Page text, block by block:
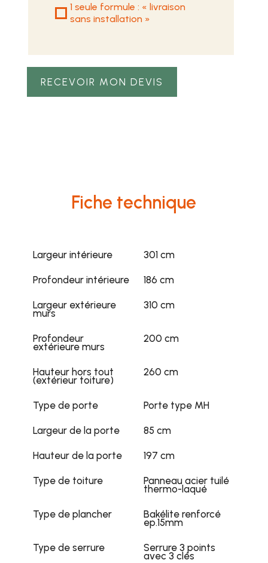
1 seule formule : « livraison
sans installation »
RECEVOIR MON DEVIS
Fiche technique
Largeur intérieure 301 cm
Profondeur intérieure 186 cm
Largeur extérieure
murs
310 cm
Profondeur
extérieure murs
200 cm
Hauteur hors tout
(extérieur toiture)
260 cm
Type de porte Porte type MH
Largeur de la porte 85 cm
Hauteur de la porte 197 cm
Type de toiture Panneau acier tuilé
thermo-laqué
Type de plancher Bakélite renforcé
ep.15mm
Type de serrure Serrure 3 points
avec 3 clés